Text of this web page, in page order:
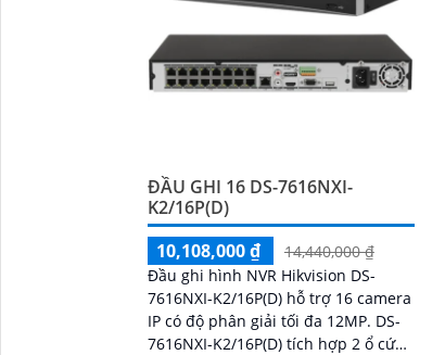
ĐẦU GHI 16 DS-7616NXI-
K2/16P(D)
10,108,000 ₫
14,440,000 ₫
Đầu ghi hình NVR Hikvision DS-
7616NXI-K2/16P(D) hỗ trợ 16 camera
IP có độ phân giải tối đa 12MP. DS-
7616NXI-K2/16P(D) tích hợp 2 ổ cứng